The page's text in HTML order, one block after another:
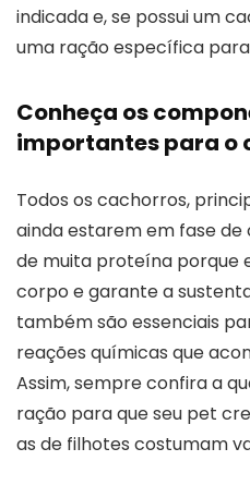
indicada e, se possui um
uma ração específica
Conheça os
importantes para o
Todos os cachorros,
ainda estarem em fase
de muita proteína porque
corpo e garante a
também são essenciais
reações químicas que
Assim, sempre confira a
ração para que seu pet
as de filhotes costumam